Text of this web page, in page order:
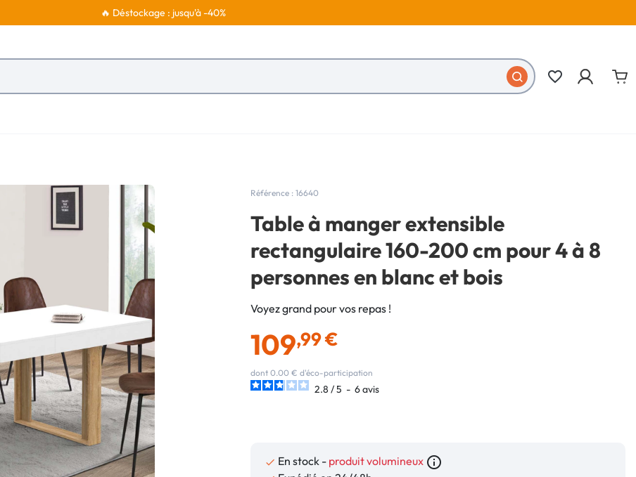
🔥 Déstockage : jusqu'à -40%
favorite_border
Référence : 16640
Table à manger extensible
rectangulaire 160-200 cm pour 4 à 8
personnes en blanc et bois
Voyez grand pour vos repas !
109,99 €
dont 0.00 € d'éco-participation
2.8 /5 - 6avis
 En stock - produit volumineux info_outline